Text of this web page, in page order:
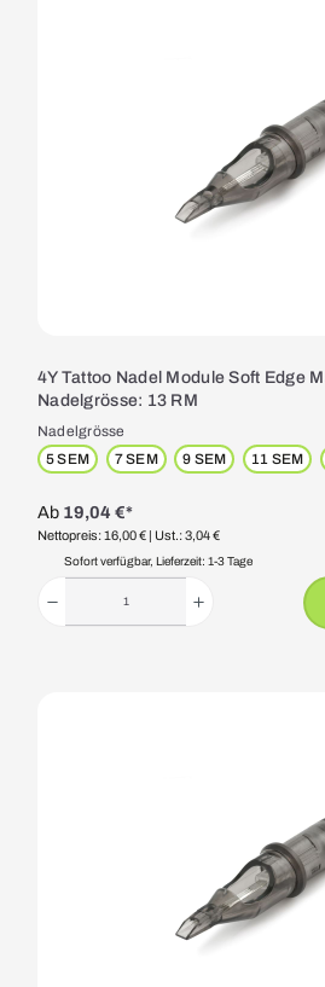
4Y Tattoo Nadel Module Soft Edge
Nadelgrösse: 13 RM
Nadelgrösse
5 SEM
7 SEM 9 SEM 11 SEM
Ab 19,04 €*
Nettopreis: 16,00 € | Ust.: 3,04 €
Sofort verfügbar, Lieferzeit: 1-3 Tage